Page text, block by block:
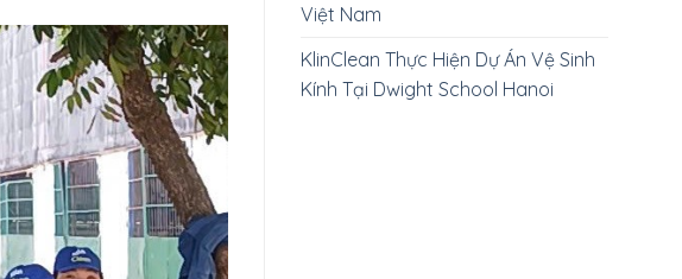
Việt Nam
KlinClean Thực Hiện Dự Án Vệ Sinh
Kính Tại Dwight School Hanoi